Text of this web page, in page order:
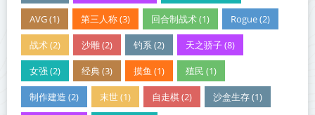
AVG (1) 第三人称 (3) 回合制战术 (1) Rogue (2)
战术 (2) 沙雕 (2) 钓系 (2) 天之骄子 (8)
女强 (2) 经典 (3) 摸鱼 (1) 殖民 (1)
制作建造 (2) 末世 (1) 自走棋 (2) 沙盒生存 (1)